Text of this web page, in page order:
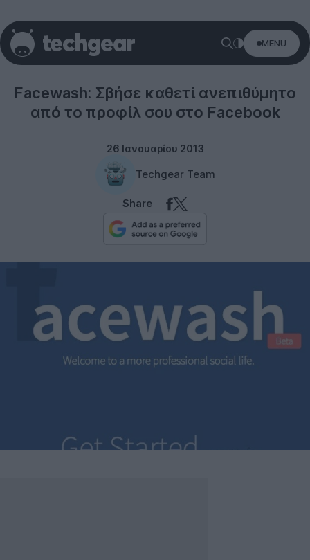
MENU
Social networks
Facewash: Σβήσε καθετί ανεπιθύμητο
από το προφίλ σου στο Facebook
26 Ιανουαρίου 2013
Techgear Team
Share